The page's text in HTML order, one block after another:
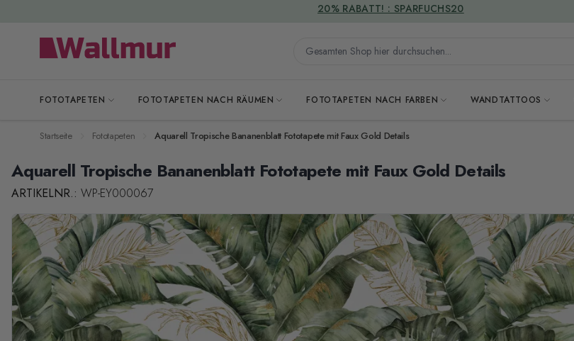
Gesamten Shop hier durchsuchen...
FOTOTAPETEN FOTOTAPETEN NACH RÄUMEN FOTOTAPETEN NACH FARBEN WANDTATTOOS
VERSANDKOSTENFREI
Startseite Fototapeten Aquarell Tropische Bananenblatt Fototapete mit Faux Gold Details
Aquarell Tropische Bananenblatt Fototapete mit Faux Gold Details
ARTIKELNR.: WP-EY000067